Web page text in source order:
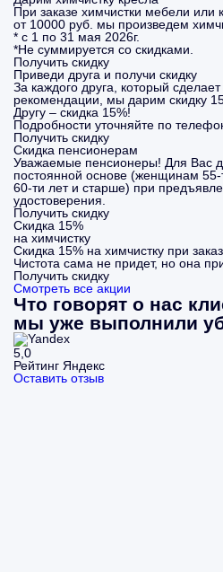
При заказе химчистки мебели или
от 10000 руб. мы произведем
* с 1 по 31 мая 2026г.
*Не суммируется со скидками.
Получить скидку
Приведи друга и получи скидку
За каждого друга, который
рекомендации, мы дарим скидку
Другу – скидка 15%!
Подробности уточняйте по
Получить скидку
Скидка пенсионерам
Уважаемые пенсионеры! Для Вас
постоянной основе (женщинам
60-ти лет и старше) при
удостоверения.
Получить скидку
Скидка 15%
на химчистку
Скидка 15% на химчистку при
Чистота сама не придет, но она
Получить скидку
Смотреть все акции
Что говорят о нас
мы уже выполнили
5,0
Рейтинг Яндекс
Оставить отзыв